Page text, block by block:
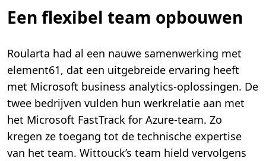
Een flexibel team opbouwen
Roularta had al een nauwe samenwerking met
element61, dat een uitgebreide ervaring heeft
met Microsoft business analytics-oplossingen. De
twee bedrijven vulden hun werkrelatie aan met
het Microsoft FastTrack for Azure-team. Zo
kregen ze toegang tot de technische expertise
van het team. Wittouck’s team hield vervolgens